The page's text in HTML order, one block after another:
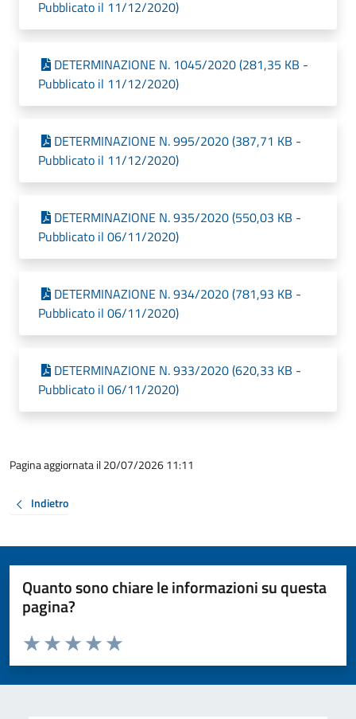
Pubblicato il 11/12/2020)
DETERMINAZIONE N. 1045/2020 (281,35 KB -
Pubblicato il 11/12/2020)
DETERMINAZIONE N. 995/2020 (387,71 KB -
Pubblicato il 11/12/2020)
DETERMINAZIONE N. 935/2020 (550,03 KB -
Pubblicato il 06/11/2020)
DETERMINAZIONE N. 934/2020 (781,93 KB -
Pubblicato il 06/11/2020)
DETERMINAZIONE N. 933/2020 (620,33 KB -
Pubblicato il 06/11/2020)
Pagina aggiornata il 20/07/2026 11:11
Indietro
Quanto sono chiare le informazioni su questa
pagina?
Valuta da 1 a 5 stelle la pagina
Valuta 5 stelle su 5
Valuta 4 stelle su 5
Valuta 3 stelle su 5
Valuta 2 stelle su 5
Valuta 1 stelle su 5